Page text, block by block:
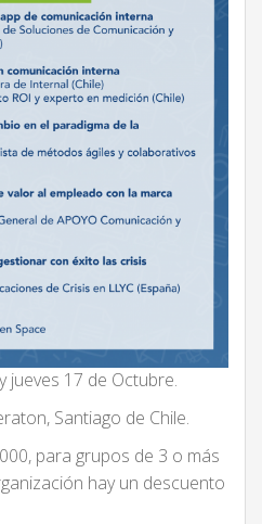
jueves 17 de Octubre.
Santiago de Chile.
para grupos de 3 o más
hay un descuento